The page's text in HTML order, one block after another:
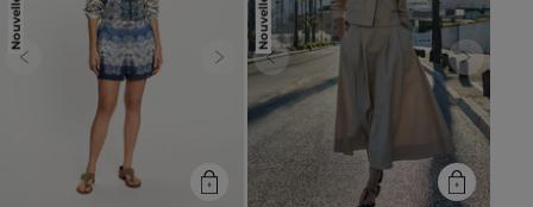
Previous Next Previous Next